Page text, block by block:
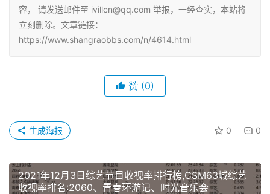
容， 请发送邮件至 ivillcn@qq.com 举报，一经查实，本站将
立刻删除。文章链接：
https://www.shangraobbs.com/n/4614.html
赞 (0)
0 0
生成海报
2021年12月3日综艺节目收视率排行榜,CSM63城综艺
收视率排名:2060、青春环游记、时光音乐会